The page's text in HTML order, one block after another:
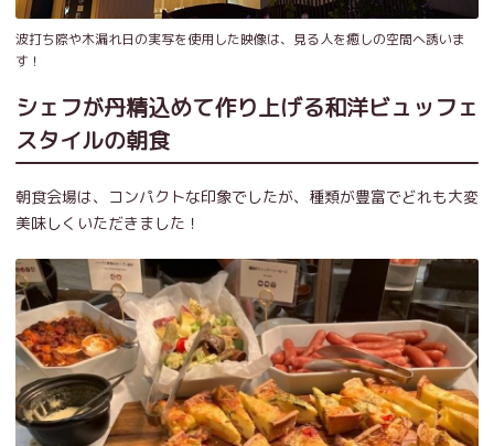
波打ち際や木漏れ日の実写を使用した映像は、見る人を癒しの空間へ誘いま
す！
シェフが丹精込めて作り上げる和洋ビュッフェ
スタイルの朝食
朝食会場は、コンパクトな印象でしたが、種類が豊富でどれも大変
美味しくいただきました！